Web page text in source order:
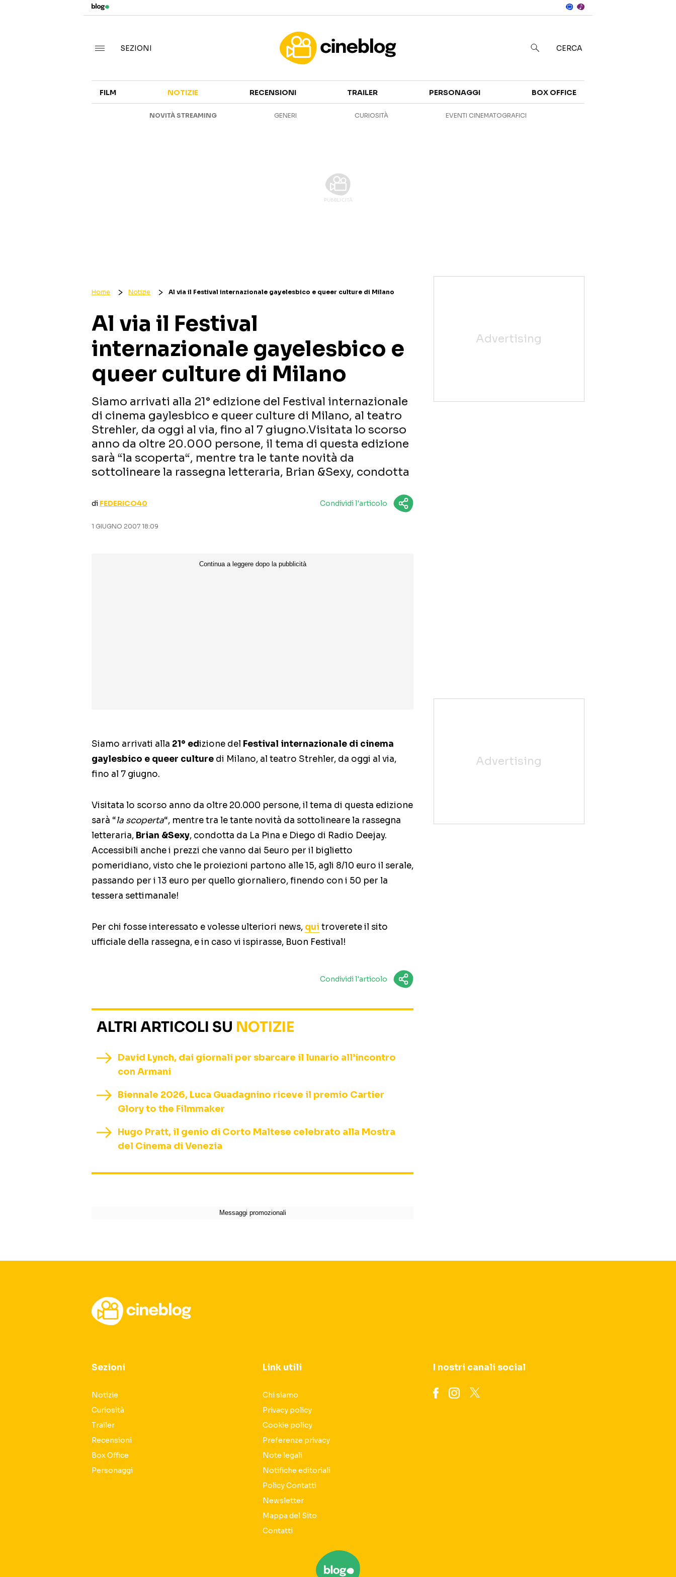
CANALI STREAMING
CURIOSITÀ
SEZIONI CERCA
FILM NOTIZIE RECENSIONI TRAILER PERSONAGGI BOX OFFICE
NOVITÀ STREAMING GENERI CURIOSITÀ EVENTI CINEMATOGRAFICI
Home Notizie Al via il Festival internazionale gayelesbico e queer culture di Milano
Al via il Festival
internazionale gayelesbico e
queer culture di Milano
Siamo arrivati alla 21° edizione del Festival internazionale
di cinema gaylesbico e queer culture di Milano, al teatro
Strehler, da oggi al via, fino al 7 giugno.Visitata lo scorso
anno da oltre 20.000 persone, il tema di questa edizione
sarà “la scoperta“, mentre tra le tante novità da
sottolineare la rassegna letteraria, Brian &Sexy, condotta
di FEDERICO40 Condividi l'articolo
1 GIUGNO 2007 18:09
Siamo arrivati alla 21° edizione del Festival internazionale di cinema
gaylesbico e queer culture di Milano, al teatro Strehler, da oggi al via,
fino al 7 giugno.
Visitata lo scorso anno da oltre 20.000 persone, il tema di questa edizione
sarà “la scoperta“, mentre tra le tante novità da sottolineare la rassegna
letteraria, Brian &Sexy, condotta da La Pina e Diego di Radio Deejay.
Accessibili anche i prezzi che vanno dai 5euro per il biglietto
pomeridiano, visto che le proiezioni partono alle 15, agli 8/10 euro il serale,
passando per i 13 euro per quello giornaliero, finendo con i 50 per la
tessera settimanale!
Per chi fosse interessato e volesse ulteriori news, qui troverete il sito
ufficiale della rassegna, e in caso vi ispirasse, Buon Festival!
Condividi l'articolo
ALTRI ARTICOLI SU NOTIZIE
David Lynch, dai giornali per sbarcare il lunario all’incontro
con Armani
Biennale 2026, Luca Guadagnino riceve il premio Cartier
Glory to the Filmmaker
Hugo Pratt, il genio di Corto Maltese celebrato alla Mostra
del Cinema di Venezia
Sezioni
Notizie
Curiosità
Trailer
Recensioni
Box Office
Personaggi
Link utili
Chi siamo
Privacy policy
Cookie policy
Preferenze privacy
Note legali
Notifiche editoriali
Policy Contatti
Newsletter
Mappa del Sito
Contatti
I nostri canali social